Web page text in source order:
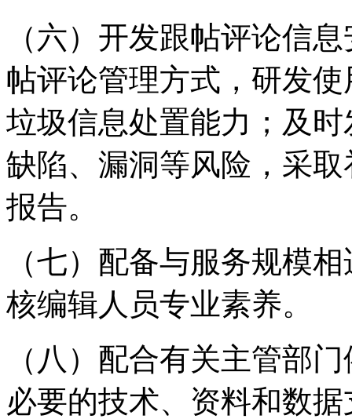
（六）开发跟帖评论信
帖评论管理方式，研发
垃圾信息处置能力；及
缺陷、漏洞等风险，采
报告。
（七）配备与服务规模
核编辑人员专业素养。
（八）配合有关主管部
必要的技术、资料和数